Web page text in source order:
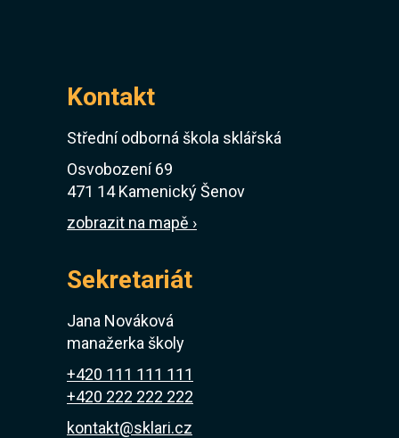
Kontakt
Střední odborná škola sklářská
Osvobození 69
471 14 Kamenický Šenov
zobrazit na mapě ›
Sekretariát
Jana Nováková
manažerka školy
+420 111 111 111
+420 222 222 222
kontakt@sklari.cz